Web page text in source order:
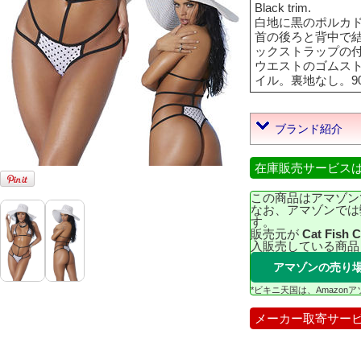
Black trim.
白地に黒のポルカ
首の後ろと背中で
ックストラップの
ウエストのゴムス
イル。裏地なし。
ブランド紹介
在庫販売サービス
この商品はアマゾ
なお、アマゾンで
す。
販売元が Cat Fish
入販売している商
アマゾンの売り
*ビキニ天国は、Amazon
メーカー取寄サー